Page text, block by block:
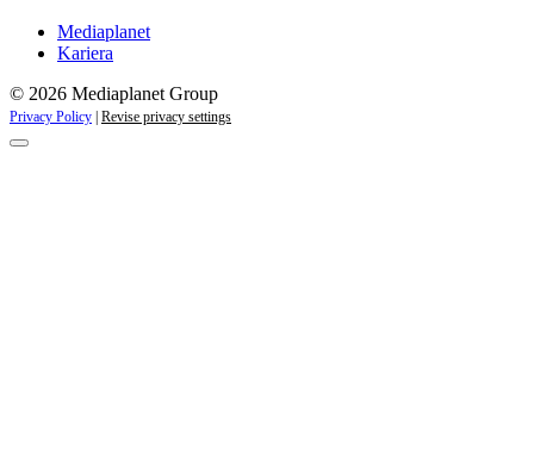
Mediaplanet
Kariera
© 2026 Mediaplanet Group
Privacy Policy Revise privacy settings